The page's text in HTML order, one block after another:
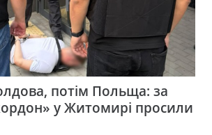
потім Польща: за
у Житомирі просили